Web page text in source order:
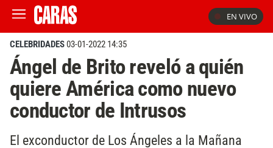
EN VIVO
CELEBRIDADES03-01-2022 14:35
Ángel de Brito reveló a quién
quiere América como nuevo
conductor de Intrusos
El exconductor de Los Ángeles a la Mañana